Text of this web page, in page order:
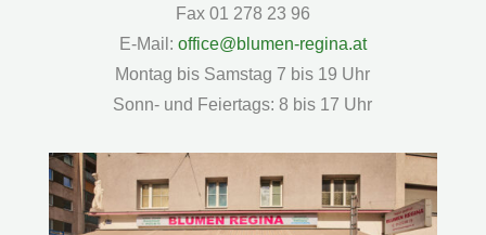
Fax 01 278 23 96
E-Mail: office@blumen-regina.at
Montag bis Samstag 7 bis 19 Uhr
Sonn- und Feiertags: 8 bis 17 Uhr